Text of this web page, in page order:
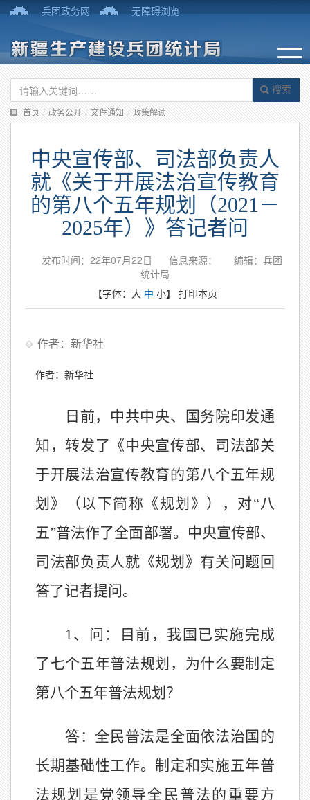
兵团政务网 无障碍浏览
搜索
首页 / 政务公开 / 文件通知 / 政策解读
中央宣传部、司法部负责人
就《关于开展法治宣传教育
的第八个五年规划（2021－
2025年）》答记者问
发布时间：22年07月22日 信息来源：
编辑：兵团
统计局
【字体： 大 中 小】 打印本页
作者：新华社
作者：新华社
日前，中共中央、国务院印发通
知，转发了《中央宣传部、司法部关
于开展法治宣传教育的第八个五年规
划》（以下简称《规划》），对“八
五”普法作了全面部署。中央宣传部、
司法部负责人就《规划》有关问题回
答了记者提问。
1、问：目前，我国已实施完成
了七个五年普法规划，为什么要制定
第八个五年普法规划？
答：全民普法是全面依法治国的
长期基础性工作。制定和实施五年普
法规划是党领导全民普法的重要方